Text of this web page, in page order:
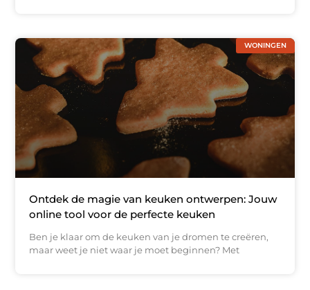
WONINGEN
Ontdek de magie van keuken ontwerpen: Jouw
online tool voor de perfecte keuken
Ben je klaar om de keuken van je dromen te creëren,
maar weet je niet waar je moet beginnen? Met